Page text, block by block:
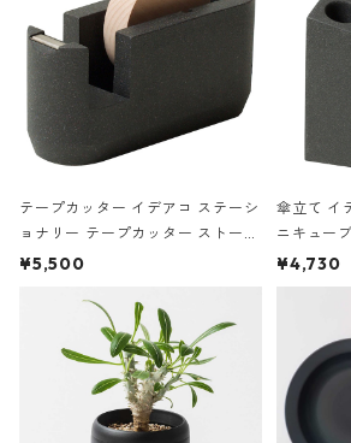
テープカッター イデアコ ステーシ
ョナリー テープカッター ストーン
サンドカラー 石調 ideaco Station
¥5,500
傘立て イ
ニキュー
石調
E ストー
¥4,730